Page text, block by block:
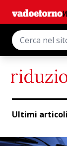
Ultimi articoli